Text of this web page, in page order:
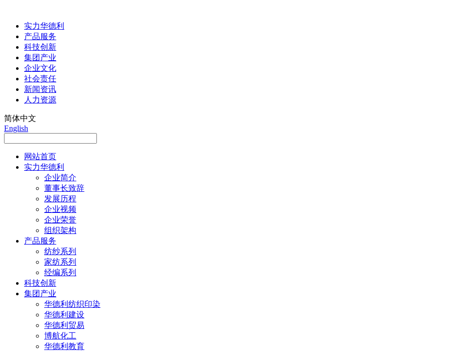
实力华德利
产品服务
科技创新
集团产业
企业文化
社会责任
新闻资讯
人力资源
简体中文
English
网站首页
实力华德利
企业简介
董事长致辞
发展历程
企业视频
企业荣誉
组织架构
产品服务
纺纱系列
家纺系列
经编系列
科技创新
集团产业
华德利纺织印染
华德利建设
华德利贸易
博航化工
华德利教育